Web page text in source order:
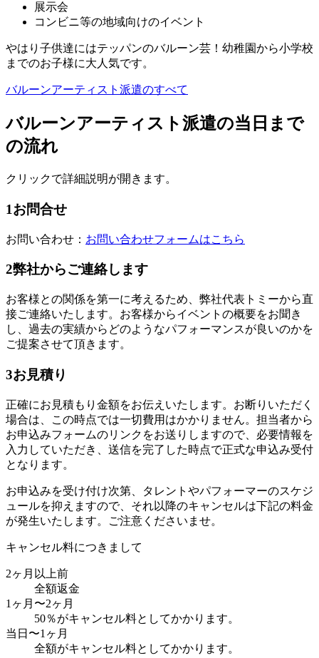
展示会
コンビニ等の地域向けのイベント
やはり子供達にはテッパンのバルーン芸！幼稚園から小学校
までのお子様に大人気です。
バルーンアーティスト派遣のすべて
バルーンアーティスト派遣の当日まで
の流れ
クリックで詳細説明が開きます。
1お問合せ
お問い合わせ： お問い合わせフォームはこちら
2弊社からご連絡します
お客様との関係を第一に考えるため、弊社代表トミーから直
接ご連絡いたします。お客様からイベントの概要をお聞き
し、過去の実績からどのようなパフォーマンスが良いのかを
ご提案させて頂きます。
3お見積り
正確にお見積もり金額をお伝えいたします。お断りいただく
場合は、この時点では一切費用はかかりません。担当者から
お申込みフォームのリンクをお送りしますので、必要情報を
入力していただき、送信を完了した時点で正式な申込み受付
となります。
お申込みを受け付け次第、タレントやパフォーマーのスケジ
ュールを抑えますので、それ以降のキャンセルは下記の料金
が発生いたします。ご注意くださいませ。
キャンセル料につきまして
2ヶ月以上前
全額返金
1ヶ月〜2ヶ月
50％がキャンセル料としてかかります。
当日〜1ヶ月
全額がキャンセル料としてかかります。